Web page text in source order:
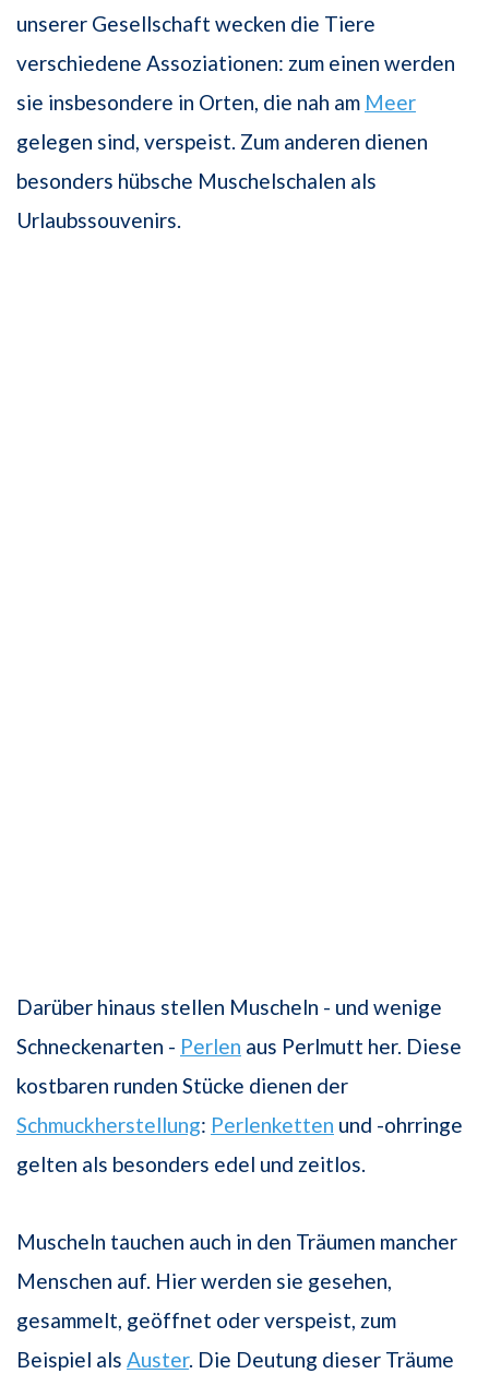
unserer Gesellschaft wecken die Tiere
verschiedene Assoziationen: zum einen werden
sie insbesondere in Orten, die nah am Meer
gelegen sind, verspeist. Zum anderen dienen
besonders hübsche Muschelschalen als
Urlaubssouvenirs.
Darüber hinaus stellen Muscheln - und wenige
Schneckenarten - Perlen aus Perlmutt her. Diese
kostbaren runden Stücke dienen der
Schmuckherstellung: Perlenketten und -ohrringe
gelten als besonders edel und zeitlos.
Muscheln tauchen auch in den Träumen mancher
Menschen auf. Hier werden sie gesehen,
gesammelt, geöffnet oder verspeist, zum
Beispiel als Auster. Die Deutung dieser Träume